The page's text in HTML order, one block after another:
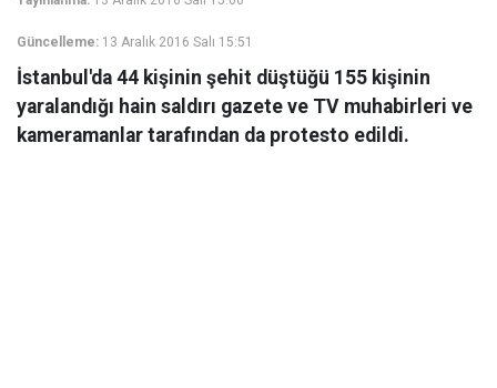
Güncelleme: 13 Aralık 2016 Salı 15:51
İstanbul'da 44 kişinin şehit düştüğü 155 kişinin
yaralandığı hain saldırı gazete ve TV muhabirleri ve
kameramanlar tarafından da protesto edildi.